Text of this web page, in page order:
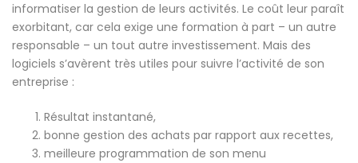
informatiser la gestion de leurs activités. Le coût leur paraît
exorbitant, car cela exige une formation à part – un autre
responsable – un tout autre investissement. Mais des
logiciels s’avèrent très utiles pour suivre l’activité de son
entreprise :
Résultat instantané,
bonne gestion des achats par rapport aux recettes,
meilleure programmation de son menu